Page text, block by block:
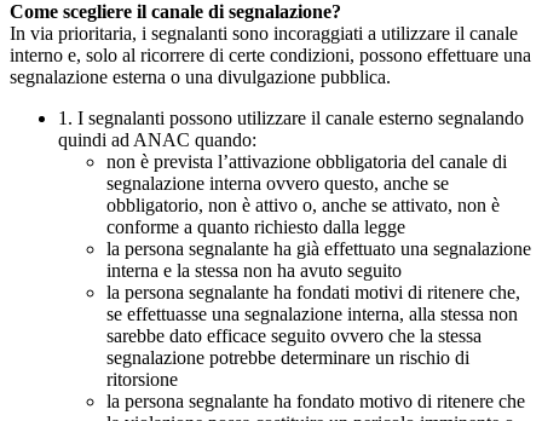
Come scegliere il canale di segnalazione?
In via prioritaria, i segnalanti sono incoraggiati a utilizzare il canale
interno e, solo al ricorrere di certe condizioni, possono effettuare una
segnalazione esterna o una divulgazione pubblica.
1. I segnalanti possono utilizzare il canale esterno segnalando
quindi ad ANAC quando:
non è prevista l’attivazione obbligatoria del canale di
segnalazione interna ovvero questo, anche se
obbligatorio, non è attivo o, anche se attivato, non è
conforme a quanto richiesto dalla legge
la persona segnalante ha già effettuato una segnalazione
interna e la stessa non ha avuto seguito
la persona segnalante ha fondati motivi di ritenere che,
se effettuasse una segnalazione interna, alla stessa non
sarebbe dato efficace seguito ovvero che la stessa
segnalazione potrebbe determinare un rischio di
ritorsione
la persona segnalante ha fondato motivo di ritenere che